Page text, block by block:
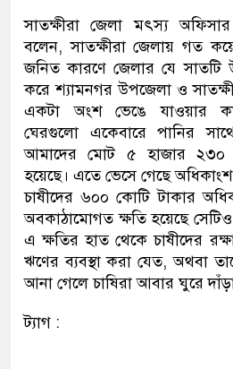
সাতক্ষীরা জেলা মৎস্য
বলেন, সাতক্ষীরা জেলায় গত
জনিত কারণে জেলার যে সাতটি
করে শ্যামনগর উপজেলা ও
একটা অংশ ভেঙে যাওয়ার
ঘেরগুলো একেবারে পানির
আমাদের মোট ৫ হাজার ২৩০
হয়েছে। এতে ভেসে গেছে
চাষীদের ৬০০ কোটি টাকার
অবকাঠামোগত ক্ষতি হয়েছে
এ ক্ষতির হাত থেকে চাষীদের
ঋণের ব্যবস্থা করা যেত, অথবা
আনা গেলে চাষিরা আবার ঘুরে
ট্যাগ :